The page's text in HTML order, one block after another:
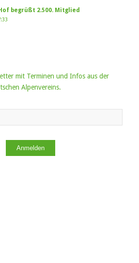
begrüßt 2.500. Mitglied
mit Terminen und Infos aus der
Alpenvereins.
Anmelden